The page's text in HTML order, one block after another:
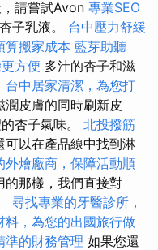
請嘗試Avon 專業SEO
子乳液。 台中壓力舒緩
算搬家成本 藍芽助聽
方便 多汁的杏子和滋
台中居家清潔，為您打
潤皮膚的同時刷新皮
杏子氣味。 北投撥筋
可以在產品線中找到淋
外燴廠商，保障活動順
的那樣，我們直接對
尋找專業的牙醫診所，
料，為您的出國旅行做
準的財務管理 如果您還